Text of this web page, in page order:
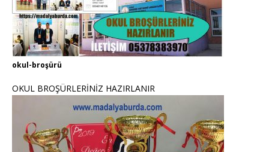
okul-broşürü
OKUL BROŞÜRLERİNİZ HAZIRLANIR